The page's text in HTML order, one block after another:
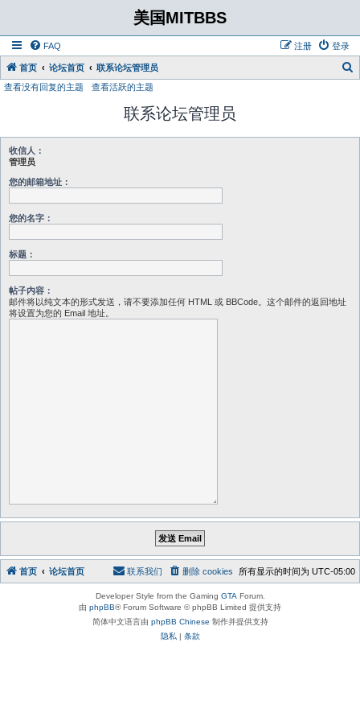
美国MITBBS
FAQ 登录
注册
首页 论坛首页 联系论坛管理员
查看没有回复的主题 查看活跃的主题
联系论坛管理员
收信人：
管理员
您的邮箱地址：
您的名字：
标题：
帖子内容：
邮件将以纯文本的形式发送，请不要添加任何 HTML 或 BBCode。这个邮件的返回地址
将设置为您的 Email 地址。
首页 论坛首页 所有显示的时间为 UTC-05:00
删除 cookies
联系我们
Developer Style from the Gaming GTA Forum.
由 phpBB® Forum Software © phpBB Limited 提供支持
简体中文语言由 phpBB Chinese 制作并提供支持
隐私 | 条款